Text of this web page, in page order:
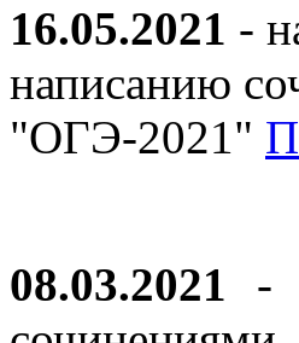
16.05.2021 -
написанию
"ОГЭ-2021"
08.03.2021 -